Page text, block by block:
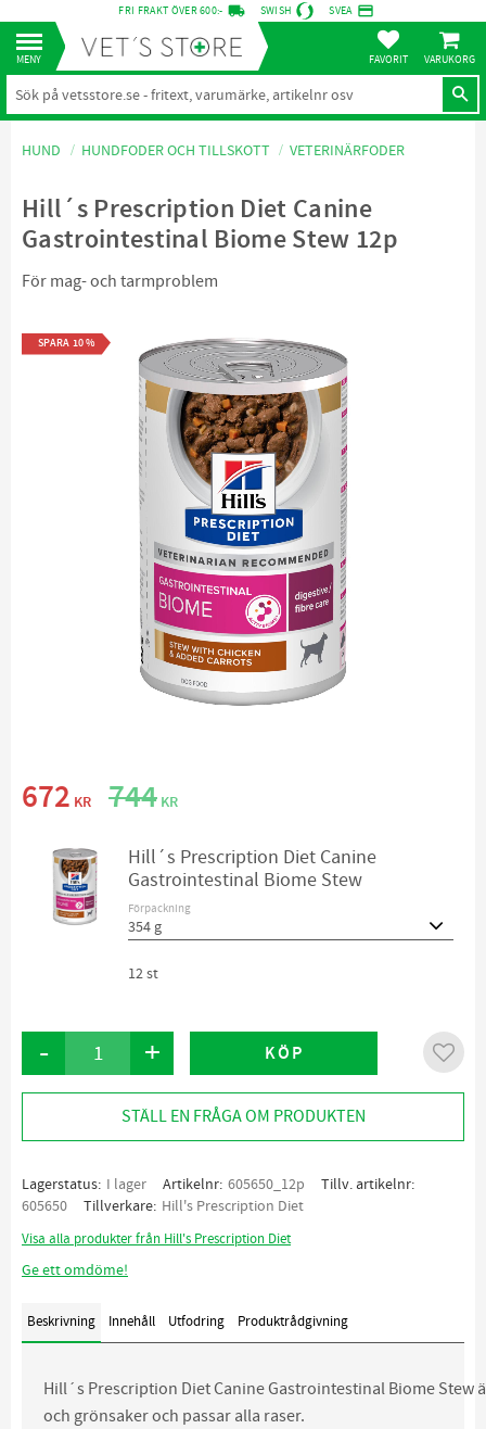
Meny
FRI FRAKT ÖVER 600:- local_shipping SWISH SVEA credit_card
FAVORITER
HUND HUNDFODER OCH TILLSKOTT VETERINÄRFODER
Hill´s Prescription Diet Canine
Gastrointestinal Biome Stew 12p
För mag- och tarmproblem
SPARA 10%
Nedsatt pris:
672 KR Ordinarie pris:
744 KR
Hill´s Prescription Diet Canine
Gastrointestinal Biome Stew
Förpackning
12 st
+
- KÖP Lägg
STÄLL EN FRÅGA OM PRODUKTEN
Lagerstatus I lager Artikelnr 605650_12p
Tillv. artikelnr
605650
Tillverkare Hill's Prescription Diet
Visa alla produkter från Hill's Prescription Diet
Ge ett omdöme!
Beskrivning Innehåll Utfodring Produktrådgivning
Hill´s Prescription Diet Canine Gastrointestinal Biome Stew
och grönsaker och passar alla raser.